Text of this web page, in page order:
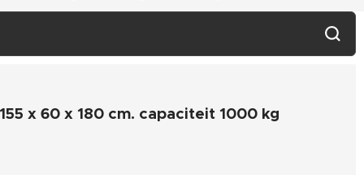
x 60 x 180 cm. capaciteit 1000 kg